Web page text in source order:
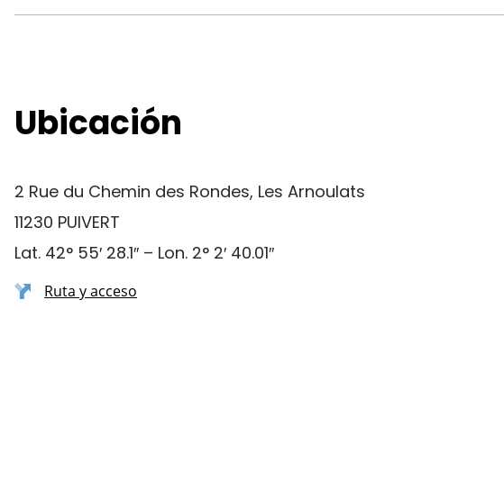
Ubicación
2 Rue du Chemin des Rondes, Les Arnoulats
11230 PUIVERT
Lat. 42° 55′ 28.1″ – Lon. 2° 2′ 40.01″
Ruta y acceso